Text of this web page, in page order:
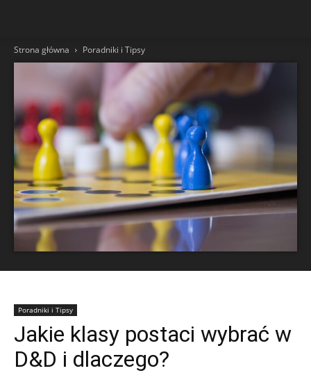
Strona główna Poradniki i Tipsy
Poradniki i Tipsy
Jakie klasy postaci wybrać w
D&D i dlaczego?